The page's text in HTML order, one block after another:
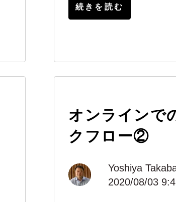
続きを読む
オンラインで
クフロー②
Yoshiya
2020/08/03